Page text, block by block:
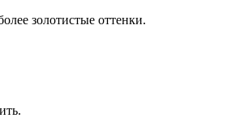
золотистые оттенки.